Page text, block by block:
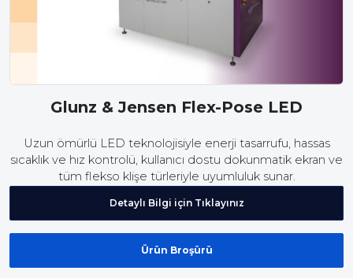
Glunz & Jensen Flex-Pose LED
Uzun ömürlü LED teknolojisiyle enerji tasarrufu, hassas
sıcaklık ve hız kontrolü, kullanıcı dostu dokunmatik ekran ve
tüm flekso klişe türleriyle uyumluluk sunar.
Detaylı Bilgi için Tıklayınız
Ürün Broşürü